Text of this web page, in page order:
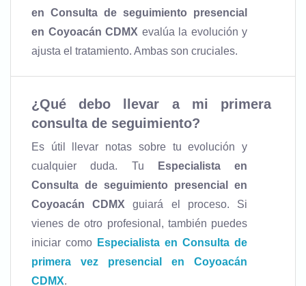
en Consulta de seguimiento presencial
en Coyoacán CDMX evalúa la evolución y
ajusta el tratamiento. Ambas son cruciales.
¿Qué debo llevar a mi primera
consulta de seguimiento?
Es útil llevar notas sobre tu evolución y
cualquier duda. Tu
Especialista en
Consulta de seguimiento presencial en
Coyoacán CDMX guiará el proceso. Si
vienes de otro profesional, también puedes
iniciar como Especialista en Consulta de
primera vez presencial en Coyoacán
CDMX.